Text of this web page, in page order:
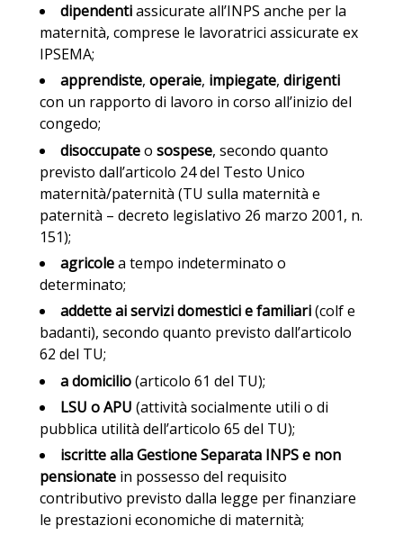
dipendentiassicurate all’INPS anche per la
maternità, comprese le lavoratrici assicurate ex
IPSEMA;
apprendiste, operaie, impiegate, dirigenti
con un rapporto di lavoro in corso all’inizio del
congedo;
disoccupateo sospese, secondo quanto
previsto dall’articolo 24 del Testo Unico
maternità/paternità (TU sulla maternità e
paternità – decreto legislativo 26 marzo 2001, n.
151);
agricolea tempo indeterminato o
determinato;
addette ai servizi domestici e familiari(colf e
badanti), secondo quanto previsto dall’articolo
62 del TU;
a domicilio(articolo 61 del TU);
LSU o APU (attività socialmente utili o di
pubblica utilità dell’articolo 65 del TU);
iscritte alla Gestione Separata INPS e non
pensionatein possesso del requisito
contributivo previsto dalla legge per finanziare
le prestazioni economiche di maternità;